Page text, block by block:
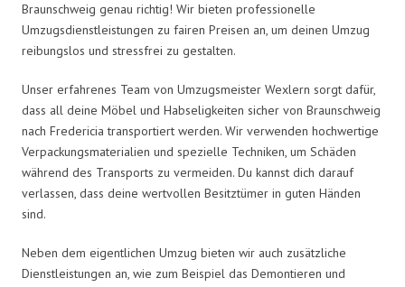
Braunschweig genau richtig! Wir bieten professionelle
Umzugsdienstleistungen zu fairen Preisen an, um deinen Umzug
reibungslos und stressfrei zu gestalten.
Unser erfahrenes Team von Umzugsmeister Wexlern sorgt dafür,
dass all deine Möbel und Habseligkeiten sicher von Braunschweig
nach Fredericia transportiert werden. Wir verwenden hochwertige
Verpackungsmaterialien und spezielle Techniken, um Schäden
während des Transports zu vermeiden. Du kannst dich darauf
verlassen, dass deine wertvollen Besitztümer in guten Händen
sind.
Neben dem eigentlichen Umzug bieten wir auch zusätzliche
Dienstleistungen an, wie zum Beispiel das Demontieren und